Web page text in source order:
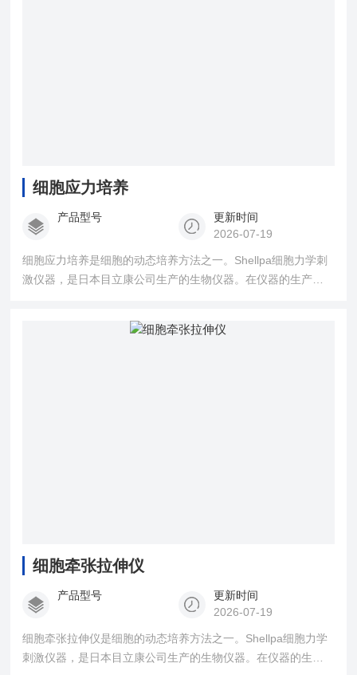
细胞应力培养
产品型号
更新时间
2026-07-19
细胞应力培养是细胞的动态培养方法之一。Shellpa细胞力学刺
激仪器，是日本目立康公司生产的生物仪器。在仪器的生产和
细胞牵张拉伸仪
产品型号
更新时间
2026-07-19
细胞牵张拉伸仪是细胞的动态培养方法之一。Shellpa细胞力学
刺激仪器，是日本目立康公司生产的生物仪器。在仪器的生产